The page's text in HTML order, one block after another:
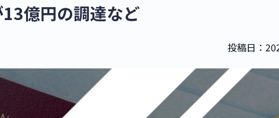
億円の調達など
投稿日：